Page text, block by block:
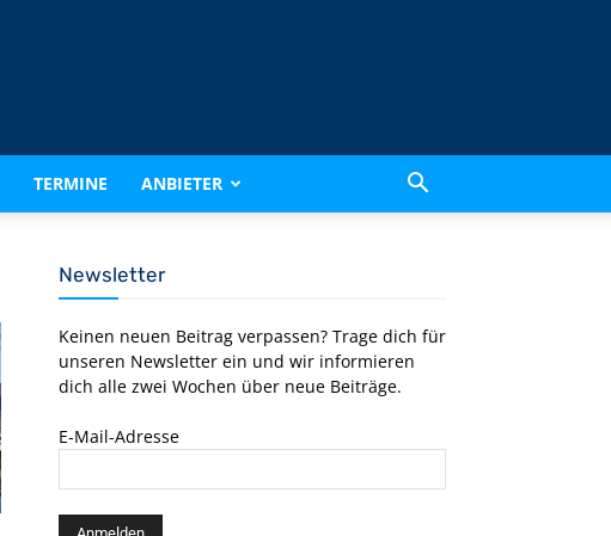
TERMINE ANBIETER
Newsletter
Keinen neuen Beitrag verpassen? Trage dich für
unseren Newsletter ein und wir informieren
dich alle zwei Wochen über neue Beiträge.
E-Mail-Adresse